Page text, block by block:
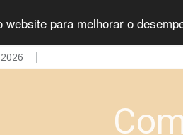
para melhorar o